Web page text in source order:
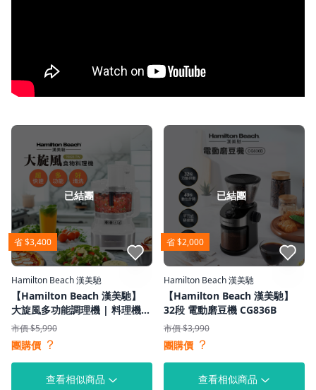
省 $3,400
已結團
點我收藏
Hamilton Beach 漢美馳
【Hamilton Beach 漢美馳】
大旋風多功能調理機 | 料理機
70822-TW
市價 $5,990
團購價 ？
查看相似商品
省 $2,000
已結團
點我收藏
Hamilton Beach 漢美馳
【Hamilton Beach 漢美馳】
32段 電動磨豆機 CG836B
市價 $3,990
團購價 ？
查看相似商品